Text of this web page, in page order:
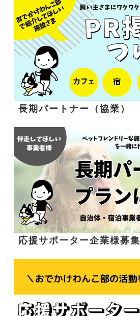
長期パートナー（協業）
応援サポーター企業様募集